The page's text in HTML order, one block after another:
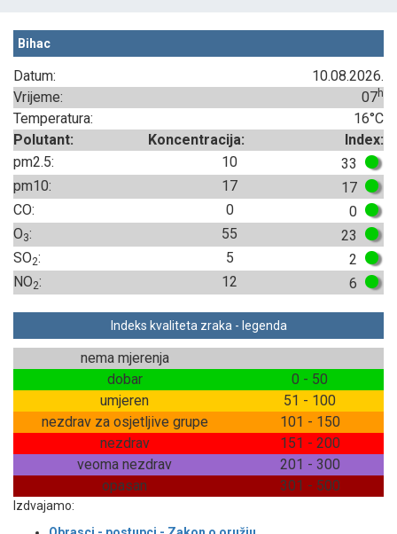
Bihac
Datum:
10.08.2026.
Vrijeme:
07h
Temperatura:
16°C
Polutant:
Koncentracija:
Index:
pm2.5:
10
33
pm10:
17
17
CO:
0
0
O3: 55
23
SO2: 5
2
NO2: 12 6
Indeks kvaliteta zraka - legenda
nema mjerenja
dobar
0 - 50
umjeren
51 - 100
nezdrav za osjetljive grupe
101 - 150
nezdrav
151 - 200
veoma nezdrav
201 - 300
opasan
301 - 500
Izdvajamo: